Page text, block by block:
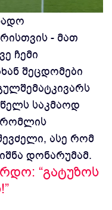
- მათ
ჩემი
შეცდომები
საკმაოდ
ასე რომ
დონარუმამ.
“გატუზოს